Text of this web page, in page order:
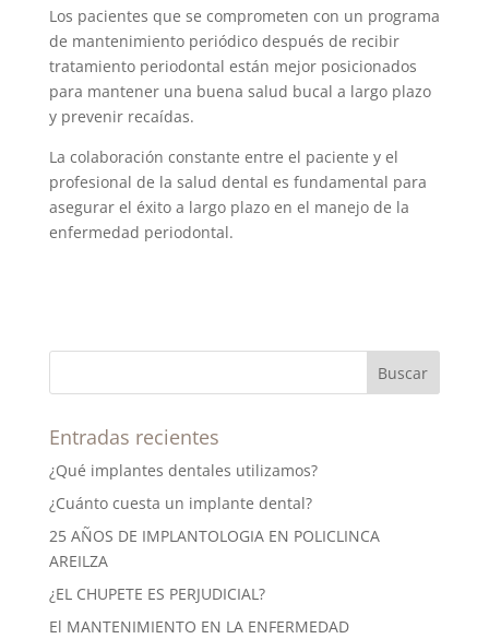
Los pacientes que se comprometen con un programa
de mantenimiento periódico después de recibir
tratamiento periodontal están mejor posicionados
para mantener una buena salud bucal a largo plazo
y prevenir recaídas.
La colaboración constante entre el paciente y el
profesional de la salud dental es fundamental para
asegurar el éxito a largo plazo en el manejo de la
enfermedad periodontal.
Entradas recientes
¿Qué implantes dentales utilizamos?
¿Cuánto cuesta un implante dental?
25 AÑOS DE IMPLANTOLOGIA EN POLICLINCA
AREILZA
¿EL CHUPETE ES PERJUDICIAL?
El MANTENIMIENTO EN LA ENFERMEDAD